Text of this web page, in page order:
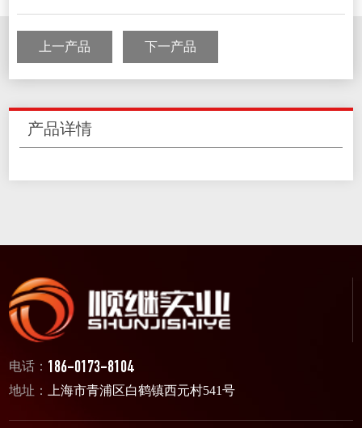
上一产品 下一产品
产品详情
电话： 186-0173-8104
地址： 上海市青浦区白鹤镇西元村541号